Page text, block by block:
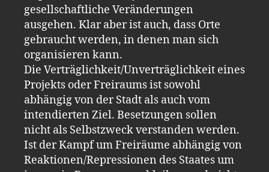
gesellschaftliche Veränderungen
ausgehen. Klar aber ist auch, dass Orte
gebraucht werden, in denen man sich
organisieren kann.
Die Verträglichkeit/Unverträglichkeit eines
Projekts oder Freiraums ist sowohl
abhängig von der Stadt als auch vom
intendierten Ziel. Besetzungen sollen
nicht als Selbstzweck verstanden werden.
Ist der Kampf um Freiräume abhängig von
Reaktionen/Repressionen des Staates um